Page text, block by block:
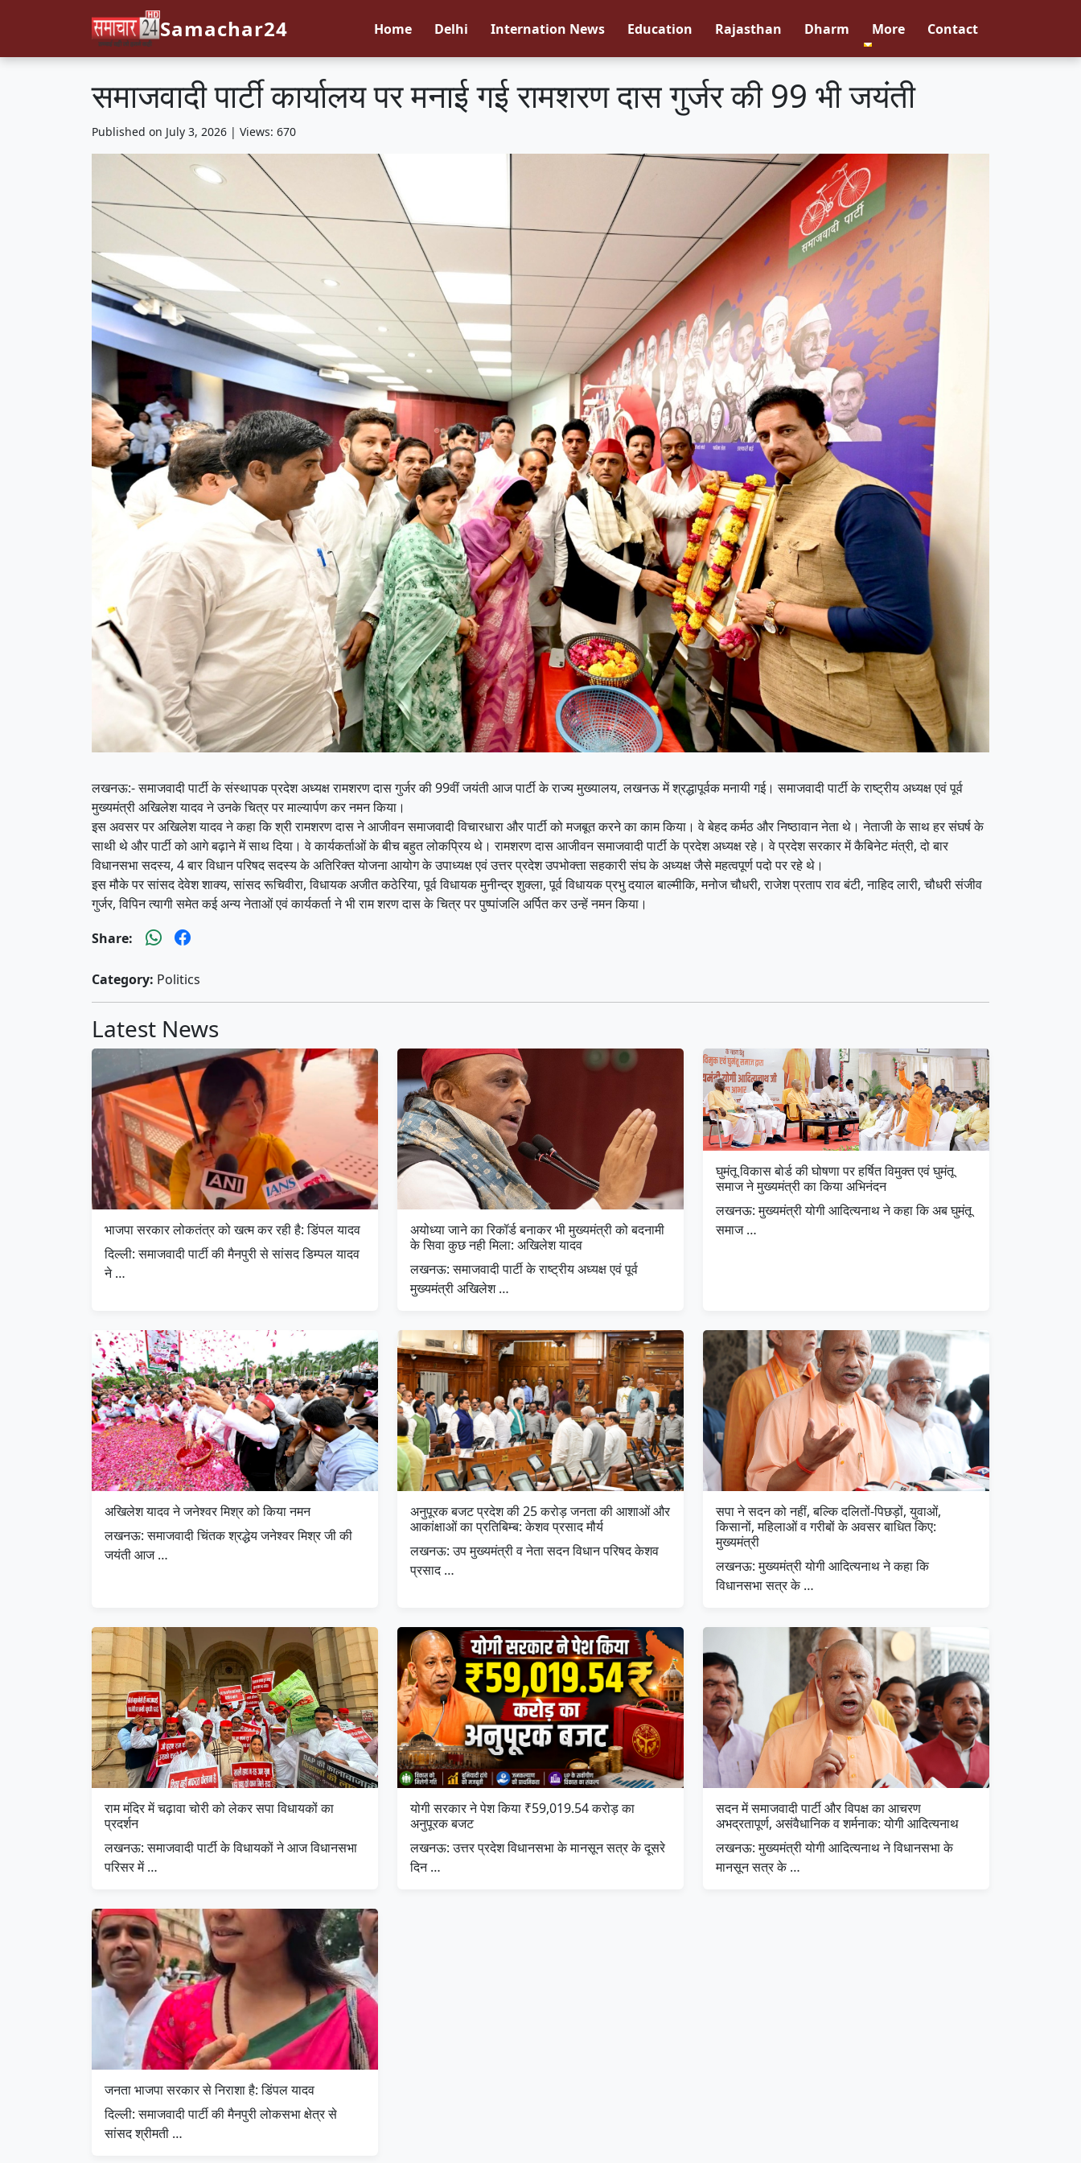
Samachar24 Home Delhi Internation News Education Rajasthan Dharm More Contact
समाजवादी पार्टी कार्यालय पर मनाई गई रामशरण दास गुर्जर की 99 भी जयंती
Published on July 3, 2026 | Views: 670
लखनऊ:- समाजवादी पार्टी के संस्थापक प्रदेश अध्यक्ष रामशरण दास गुर्जर की 99वीं जयंती आज पार्टी के राज्य मुख्यालय, लखनऊ में श्रद्धापूर्वक मनायी गई। समाजवादी पार्टी के राष्ट्रीय अध्यक्ष एवं पूर्व
मुख्यमंत्री अखिलेश यादव ने उनके चित्र पर माल्यार्पण कर नमन किया।
इस अवसर पर अखिलेश यादव ने कहा कि श्री रामशरण दास ने आजीवन समाजवादी विचारधारा और पार्टी को मजबूत करने का काम किया। वे बेहद कर्मठ और निष्ठावान नेता थे। नेताजी के साथ हर संघर्ष के
साथी थे और पार्टी को आगे बढ़ाने में साथ दिया। वे कार्यकर्ताओं के बीच बहुत लोकप्रिय थे। रामशरण दास आजीवन समाजवादी पार्टी के प्रदेश अध्यक्ष रहे। वे प्रदेश सरकार में कैबिनेट मंत्री, दो बार
विधानसभा सदस्य, 4 बार विधान परिषद सदस्य के अतिरिक्त योजना आयोग के उपाध्यक्ष एवं उत्तर प्रदेश उपभोक्ता सहकारी संघ के अध्यक्ष जैसे महत्वपूर्ण पदो पर रहे थे।
इस मौके पर सांसद देवेश शाक्य, सांसद रूचिवीरा, विधायक अजीत कठेरिया, पूर्व विधायक मुनीन्द्र शुक्ला, पूर्व विधायक प्रभु दयाल बाल्मीकि, मनोज चौधरी, राजेश प्रताप राव बंटी, नाहिद लारी, चौधरी संजीव
गुर्जर, विपिन त्यागी समेत कई अन्य नेताओं एवं कार्यकर्ता ने भी राम शरण दास के चित्र पर पुष्पांजलि अर्पित कर उन्हें नमन किया।
Share:
Category: Politics
Latest News
भाजपा सरकार लोकतंत्र को खत्म कर रही है: डिंपल यादव
दिल्ली: समाजवादी पार्टी की मैनपुरी से सांसद डिम्पल यादव
ने …
अयोध्या जाने का रिकॉर्ड बनाकर भी मुख्यमंत्री को बदनामी
के सिवा कुछ नही मिला: अखिलेश यादव
लखनऊ: समाजवादी पार्टी के राष्ट्रीय अध्यक्ष एवं पूर्व
मुख्यमंत्री अखिलेश …
घुमंतू विकास बोर्ड की घोषणा पर हर्षित विमुक्त एवं घुमंतू
समाज ने मुख्यमंत्री का किया अभिनंदन
लखनऊ: मुख्यमंत्री योगी आदित्यनाथ ने कहा कि अब घुमंतू
समाज …
अखिलेश यादव ने जनेश्वर मिश्र को किया नमन
लखनऊ: समाजवादी चिंतक श्रद्धेय जनेश्वर मिश्र जी की
जयंती आज …
अनुपूरक बजट प्रदेश की 25 करोड़ जनता की आशाओं और
आकांक्षाओं का प्रतिबिम्ब: केशव प्रसाद मौर्य
लखनऊ: उप मुख्यमंत्री व नेता सदन विधान परिषद केशव
प्रसाद …
सपा ने सदन को नहीं, बल्कि दलितों-पिछड़ों, युवाओं,
किसानों, महिलाओं व गरीबों के अवसर बाधित किए:
मुख्यमंत्री
लखनऊ: मुख्यमंत्री योगी आदित्यनाथ ने कहा कि
विधानसभा सत्र के …
राम मंदिर में चढ़ावा चोरी को लेकर सपा विधायकों का
प्रदर्शन
लखनऊ: समाजवादी पार्टी के विधायकों ने आज विधानसभा
परिसर में …
योगी सरकार ने पेश किया ₹59,019.54 करोड़ का
अनुपूरक बजट
लखनऊ: उत्तर प्रदेश विधानसभा के मानसून सत्र के दूसरे
दिन …
सदन में समाजवादी पार्टी और विपक्ष का आचरण
अभद्रतापूर्ण, असंवैधानिक व शर्मनाक: योगी आदित्यनाथ
लखनऊ: मुख्यमंत्री योगी आदित्यनाथ ने विधानसभा के
मानसून सत्र के …
जनता भाजपा सरकार से निराशा है: डिंपल यादव
दिल्ली: समाजवादी पार्टी की मैनपुरी लोकसभा क्षेत्र से
सांसद श्रीमती …